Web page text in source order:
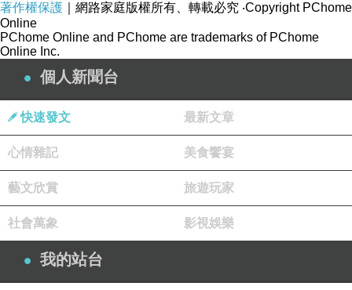
著作權保護 ｜網路家庭版權所有、轉載必究 ‧Copyright PChome
Online
PChome Online and PChome are trademarks of PChome
Online Inc.
個人新聞台
快速發文 最新文章
心情雜記 美食饗宴
藝文欣賞 旅遊玩家
社會萬象 影視娛樂
我的站台